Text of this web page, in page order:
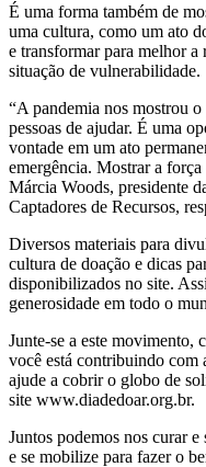
É uma forma também de
uma cultura, como um ato
e transformar para melhor a
situação de vulnerabilidade.
“A pandemia nos mostrou
pessoas de ajudar. É uma
vontade em um ato
emergência. Mostrar a
Márcia Woods, presidente
Captadores de Recursos,
Diversos materiais para
cultura de doação e dicas
disponibilizados no site.
generosidade em todo o
Junte-se a este movimento,
você está contribuindo com
ajude a cobrir o globo de
site www.diadedoar.org.br.
Juntos podemos nos curar
e se mobilize para fazer o